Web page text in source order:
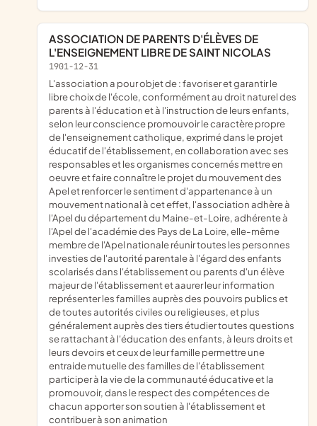
ASSOCIATION DE PARENTS D'ÉLÈVES DE
L'ENSEIGNEMENT LIBRE DE SAINT NICOLAS
1901-12-31
l'association a pour objet de : favoriser et garantir le
libre choix de l'école, conformément au droit naturel des
parents à l'éducation et à l'instruction de leurs enfants,
selon leur conscience promouvoir le caractère propre
de l'enseignement catholique, exprimé dans le projet
éducatif de l'établissement, en collaboration avec ses
responsables et les organismes concernés mettre en
oeuvre et faire connaître le projet du mouvement des
Apel et renforcer le sentiment d'appartenance à un
mouvement national à cet effet, l'association adhère à
l'Apel du département du Maine-et-Loire, adhérente à
l'Apel de l'académie des Pays de La Loire, elle-même
membre de l'Apel nationale réunir toutes les personnes
investies de l'autorité parentale à l'égard des enfants
scolarisés dans l'établissement ou parents d'un élève
majeur de l'établissement et aaurer leur information
représenter les familles auprès des pouvoirs publics et
de toutes autorités civiles ou religieuses, et plus
généralement auprès des tiers étudier toutes questions
se rattachant à l'éducation des enfants, à leurs droits et
leurs devoirs et ceux de leur famille permettre une
entraide mutuelle des familles de l'établissement
participer à la vie de la communauté éducative et la
promouvoir, dans le respect des compétences de
chacun apporter son soutien à l'établissement et
contribuer à son animation